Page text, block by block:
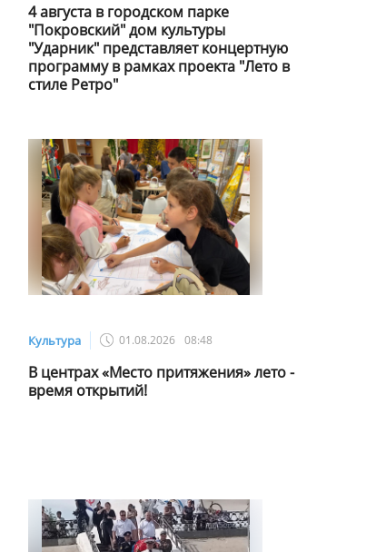
4 августа в городском парке
"Покровский" дом культуры
"Ударник" представляет концертную
программу в рамках проекта "Лето в
стиле Ретро"
Культура 01.08.2026 08:48
В центрах «Место притяжения» лето -
время открытий!